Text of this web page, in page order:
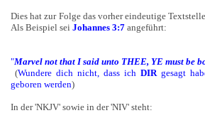
Dies hat zur Folge das vorher eindeutige
Als Beispiel sei Johannes 3:7 angeführt:
"Marvel not that I said unto THEE, YE must be
(Wundere dich nicht, dass ich DIR gesagt
geboren werden)
In der 'NKJV' sowie in der 'NIV' steht: